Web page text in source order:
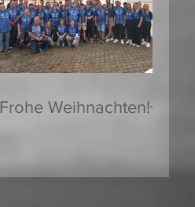
Frohe Weihnachten!🌟